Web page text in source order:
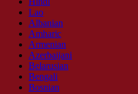
Lao
Albanian
Amharic
Armenian
Azerbaijani
Belarusian
Bengali
Bosnian